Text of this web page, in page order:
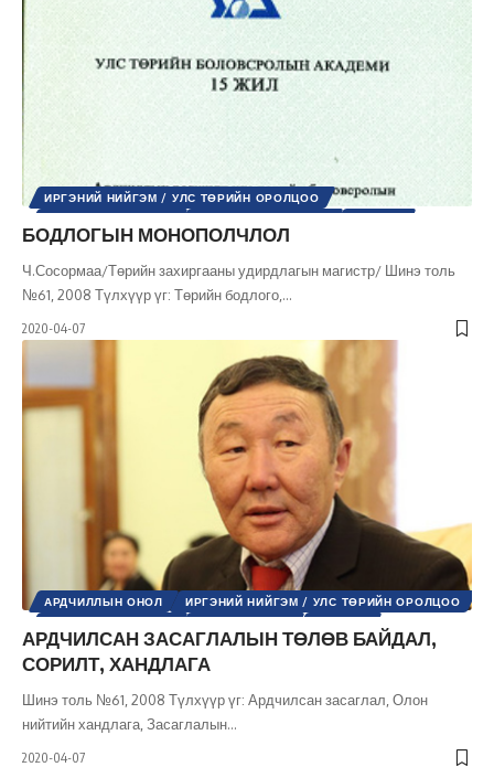
ИРГЭНИЙ НИЙГЭМ / УЛС ТӨРИЙН ОРОЛЦОО
ТӨРИЙН УДИРДЛАГА
УЛС ТӨР ШИНЭ ТОЛЬ СЭТГҮҮЛ
БОДЛОГЫН МОНОПОЛЧЛОЛ
Ч.Сосормаа/Төрийн захиргааны удирдлагын магистр/ Шинэ толь
№61, 2008 Түлхүүр үг: Төрийн бодлого, …
2020-04-07
АРДЧИЛЛЫН ОНОЛ
ИРГЭНИЙ НИЙГЭМ / УЛС ТӨРИЙН ОРОЛЦОО
ХАРЬЦУУЛСАН ШИНЖИЛГЭЭ
ХҮНИЙ ЭРХ
АРДЧИЛСАН ЗАСАГЛАЛЫН ТӨЛӨВ БАЙДАЛ,
СОРИЛТ, ХАНДЛАГА
Шинэ толь №61, 2008 Түлхүүр үг: Ардчилсан засаглал, Олон
нийтийн хандлага, Засаглалын…
2020-04-07